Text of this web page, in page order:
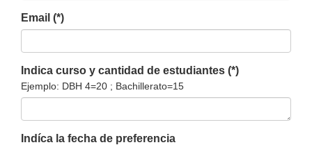
Email (*)
Indica curso y cantidad de estudiantes (*)
Ejemplo: DBH 4=20 ; Bachillerato=15
Indíca la fecha de preferencia